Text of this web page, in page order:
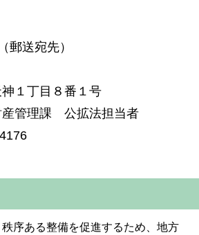
郵送宛先）
１丁目８番１号
管理課 公拡法担当者
序ある整備を促進するため、地方